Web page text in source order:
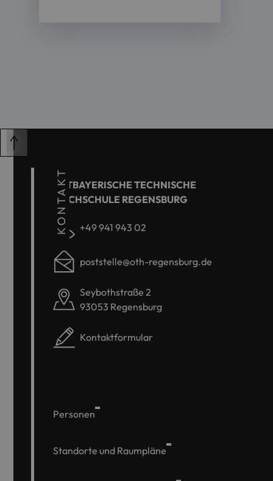
KONTAKT
OSTBAYERISCHE TECHNISCHE
HOCHSCHULE REGENSBURG
+49 941 943 02
poststelle@oth-regensburg.de
Seybothstraße 2
93053 Regensburg
Kontaktformular
Personen
Standorte und Raumpläne